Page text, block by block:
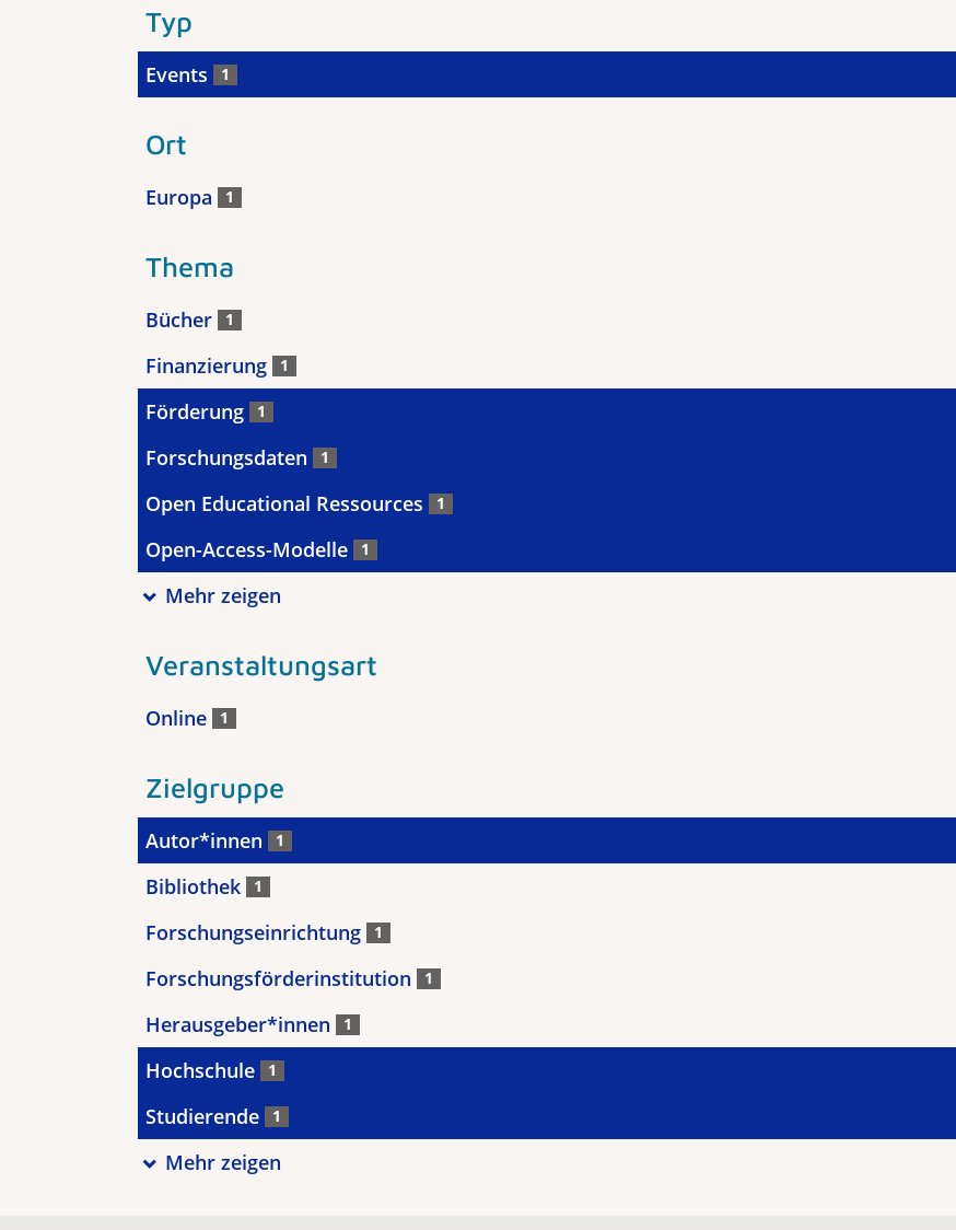
Typ
Events 1
Ort
Europa 1
Thema
Bücher 1
Finanzierung 1
Förderung 1
Forschungsdaten 1
Open Educational Ressources 1
Open-Access-Modelle 1
Mehr zeigen
Veranstaltungsart
Online 1
Zielgruppe
Autor*innen 1
Bibliothek 1
Forschungseinrichtung 1
Forschungsförderinstitution 1
Herausgeber*innen 1
Hochschule 1
Studierende 1
Mehr zeigen